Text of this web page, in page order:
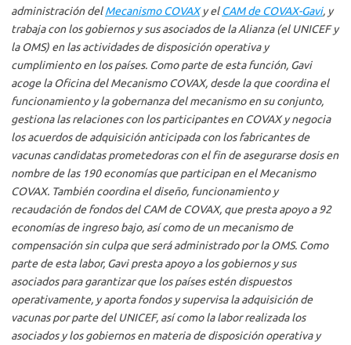
administración delMecanismo COVAXy elCAM de COVAX-Gavi, y
trabaja con los gobiernos y sus asociados de la Alianza (el UNICEF y
la OMS) en las actividades de disposición operativa y
cumplimiento en los países. Como parte de esta función, Gavi
acoge la Oficina del Mecanismo COVAX, desde la que coordina el
funcionamiento y la gobernanza del mecanismo en su conjunto,
gestiona las relaciones con los participantes en COVAX y negocia
los acuerdos de adquisición anticipada con los fabricantes de
vacunas candidatas prometedoras con el fin de asegurarse dosis en
nombre de las 190 economías que participan en el Mecanismo
COVAX. También coordina el diseño, funcionamiento y
recaudación de fondos del CAM de COVAX, que presta apoyo a 92
economías de ingreso bajo, así como de un mecanismo de
compensación sin culpa que será administrado por la OMS. Como
parte de esta labor, Gavi presta apoyo a los gobiernos y sus
asociados para garantizar que los países estén dispuestos
operativamente, y aporta fondos y supervisa la adquisición de
vacunas por parte del UNICEF, así como la labor realizada los
asociados y los gobiernos en materia de disposición operativa y